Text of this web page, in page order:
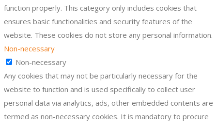
function properly. This category only includes cookies that
ensures basic functionalities and security features of the
website. These cookies do not store any personal information.
Non-necessary
Non-necessary
Any cookies that may not be particularly necessary for the
website to function and is used specifically to collect user
personal data via analytics, ads, other embedded contents are
termed as non-necessary cookies. It is mandatory to procure